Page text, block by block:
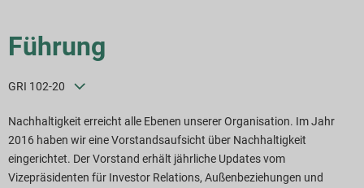
Reporting-Indizes
Downloads
Führung
GRI 102-20
Nachhaltigkeit erreicht alle Ebenen unserer Organisation. Im Jahr
2016 haben wir eine Vorstandsaufsicht über Nachhaltigkeit
eingerichtet. Der Vorstand erhält jährliche Updates vom
Vizepräsidenten für Investor Relations, Außenbeziehungen und